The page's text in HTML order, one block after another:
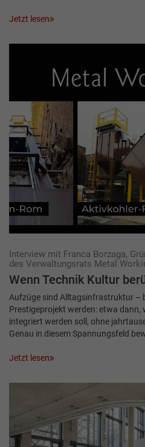
Jetzt lesen
Interview mit Franca Borzaga,
des Verwaltungsrats Metal
Wenn Technik Kultur
Aufzüge sind Alltagsinfrastruktur –
Prestigeprojekt werden: etwa dann,
integriert werden soll, ohne
Genau in diesem Spannungsfeld
Jetzt lesen